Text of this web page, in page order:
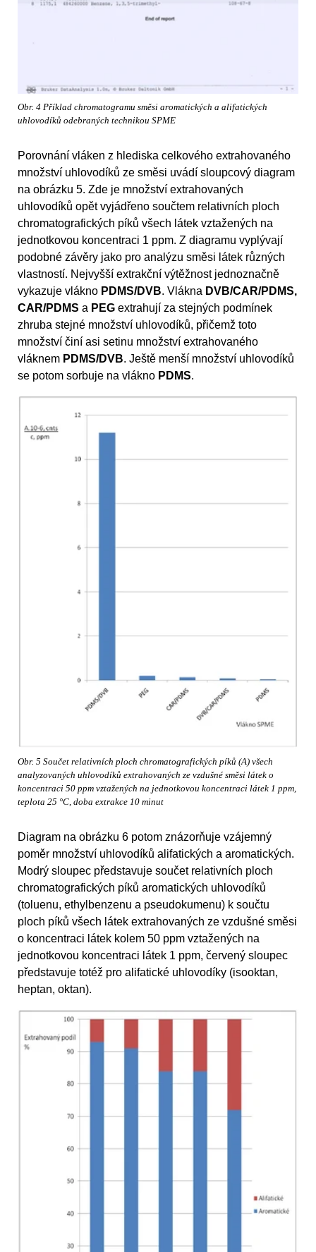
Obr. 4 Příklad chromatogramu směsi aromatických a alifatických
uhlovodíků odebraných technikou SPME
Porovnání vláken z hlediska celkového extrahovaného
množství uhlovodíků ze směsi uvádí sloupcový diagram
na obrázku 5. Zde je množství extrahovaných
uhlovodíků opět vyjádřeno součtem relativních ploch
chromatografických píků všech látek vztažených na
jednotkovou koncentraci 1 ppm. Z diagramu vyplývají
podobné závěry jako pro analýzu směsi látek různých
vlastností. Nejvyšší extrakční výtěžnost jednoznačně
vykazuje vlákno PDMS/DVB. Vlákna DVB/CAR/PDMS,
CAR/PDMS a PEG extrahují za stejných podmínek
zhruba stejné množství uhlovodíků, přičemž toto
množství činí asi setinu množství extrahovaného
vláknem PDMS/DVB. Ještě menší množství uhlovodíků
se potom sorbuje na vlákno PDMS.
Obr. 5 Součet relativních ploch chromatografických píků (A) všech
analyzovaných uhlovodíků extrahovaných ze vzdušné směsi látek o
koncentraci 50 ppm vztažených na jednotkovou koncentraci látek 1 ppm,
teplota 25 °C, doba extrakce 10 minut
Diagram na obrázku 6 potom znázorňuje vzájemný
poměr množství uhlovodíků alifatických a aromatických.
Modrý sloupec představuje součet relativních ploch
chromatografických píků aromatických uhlovodíků
(toluenu, ethylbenzenu a pseudokumenu) k součtu
ploch píků všech látek extrahovaných ze vzdušné směsi
o koncentraci látek kolem 50 ppm vztažených na
jednotkovou koncentraci látek 1 ppm, červený sloupec
představuje totéž pro alifatické uhlovodíky (isooktan,
heptan, oktan).